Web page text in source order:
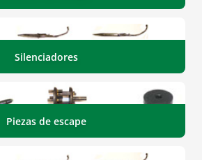
Silenciadores
Piezas de escape